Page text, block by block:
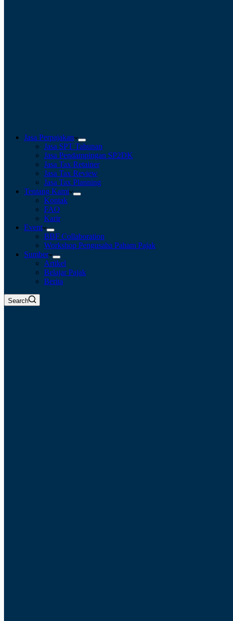
Jasa Perpajakan
Jasa SPT Tahunan
Jasa Pendampingan SP2DK
Jasa Tax Retainer
Jasa Tax Review
Jasa Tax Planning
Tentang Kami
Kontak
FAQ
Karir
Event
BBF Collaboration
Workshop Pengusaha Paham Pajak
Sumber
Artikel
Belajar Pajak
Berita
Search